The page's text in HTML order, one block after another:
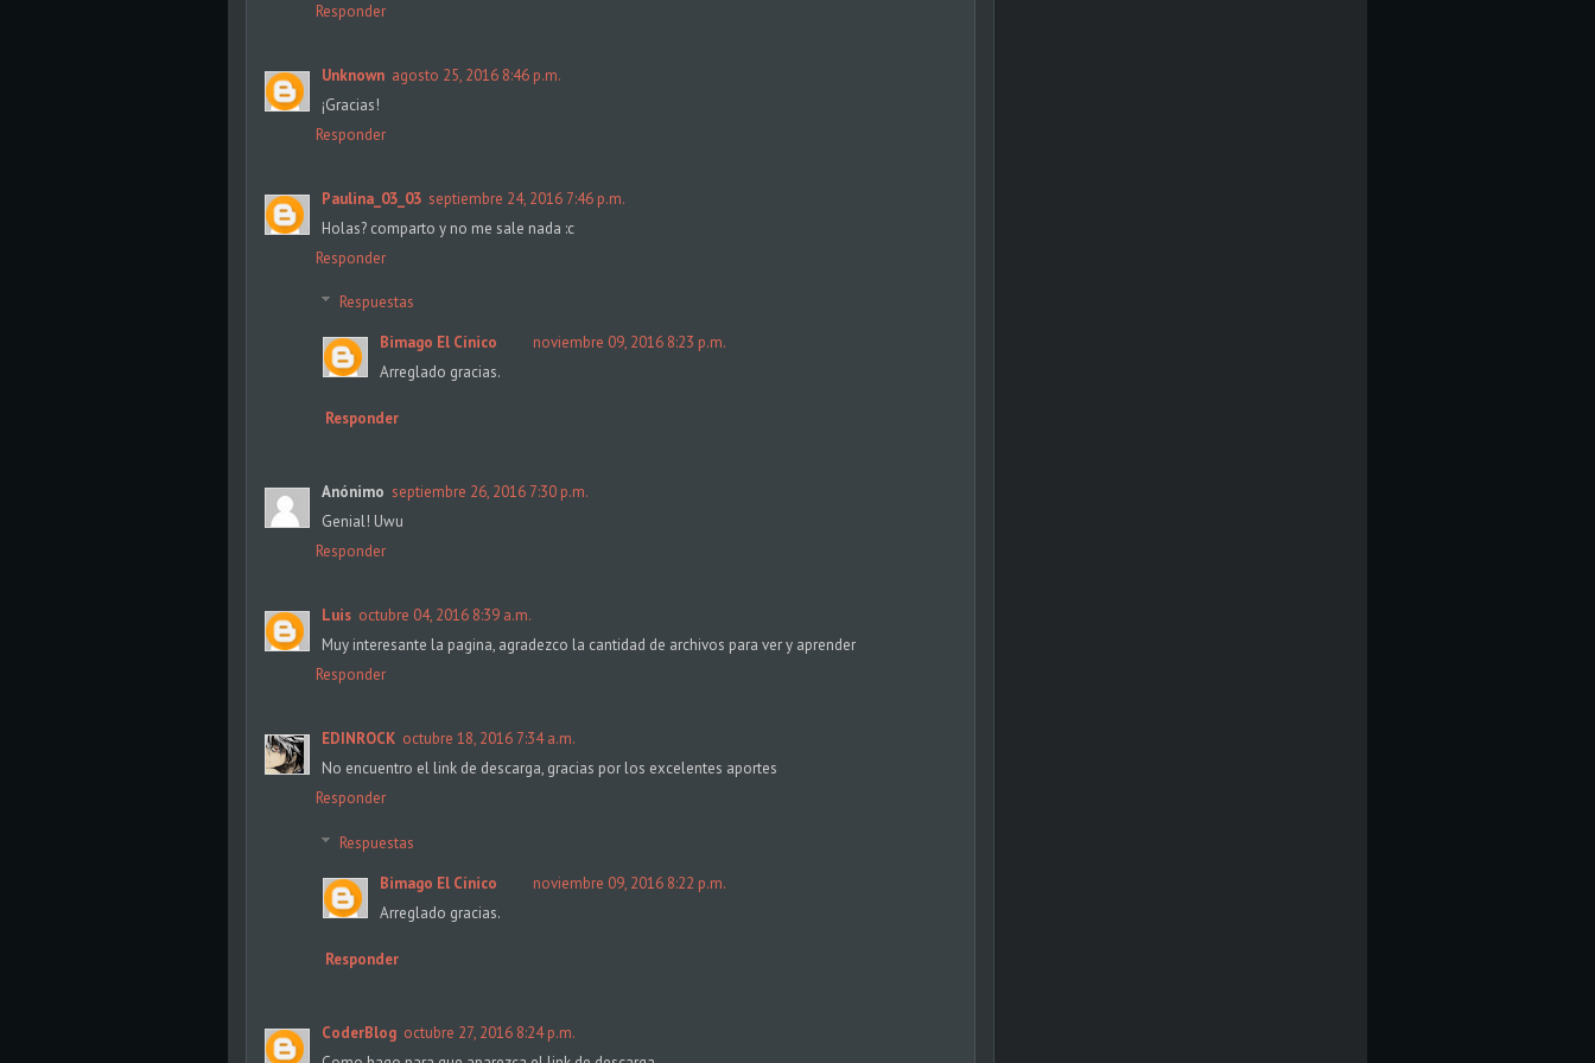
Responder
Unknown agosto 25, 2016 8:46 p.m.
¡Gracias!
Responder
Paulina_03_03 septiembre 24, 2016 7:46 p.m.
Holas? comparto y no me sale nada :c
Responder
Respuestas
Bimago El Cínico
noviembre 09, 2016 8:23 p.m.
Arreglado gracias.
Responder
Anónimo septiembre 26, 2016 7:30 p.m.
Genial! Uwu
Responder
Luis octubre 04, 2016 8:39 a.m.
Muy interesante la pagina, agradezco la cantidad de archivos para ver y aprender
Responder
EDINROCK octubre 18, 2016 7:34 a.m.
No encuentro el link de descarga, gracias por los excelentes aportes
Responder
Respuestas
Bimago El Cínico
noviembre 09, 2016 8:22 p.m.
Arreglado gracias.
Responder
CoderBlog octubre 27, 2016 8:24 p.m.